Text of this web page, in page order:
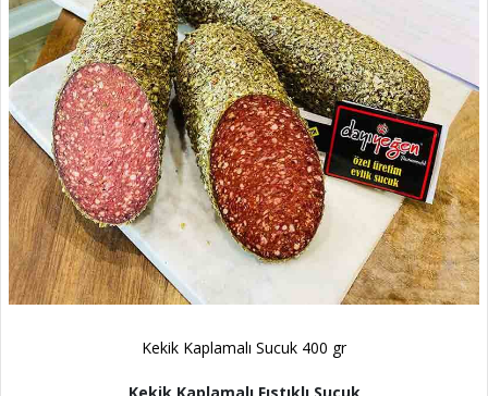
Kekik Kaplamalı Sucuk 400 gr